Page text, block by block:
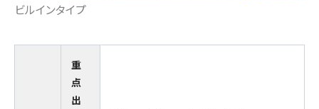
ビルインタイプ
重
点
出